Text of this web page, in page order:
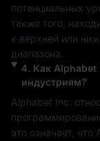
потенциальных
также того,
к верхней или
диапазона.
4. Как Alphabet
индустриям?
Alphabet Inc.
это означает, что